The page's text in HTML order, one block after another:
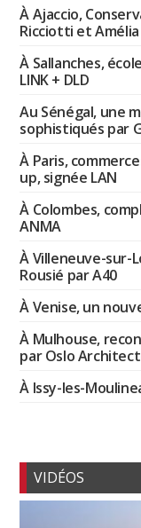
À Ajaccio,
Ricciotti et
À Sallanches,
LINK + DLD
Au Sénégal, une
sophistiqués par
À Paris,
up, signée LAN
À Colombes,
ANMA
À Villeneuve-sur-
Rousié par A40
À Venise, un
À Mulhouse,
par Oslo
À Issy-les-
VIDÉOS